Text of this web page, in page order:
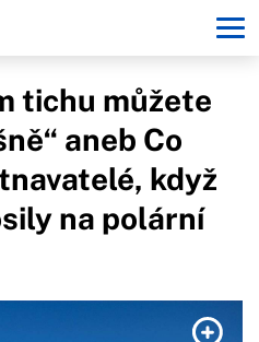
tichu můžete
aneb Co
když
na polární